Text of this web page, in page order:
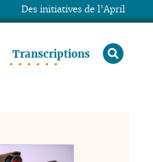
Transcriptions rechercher
Des initiatives de l’April